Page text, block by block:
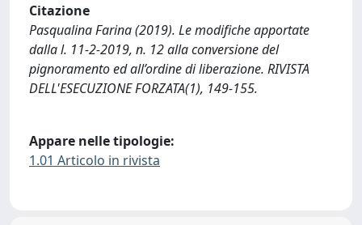
Citazione
Pasqualina Farina (2019). Le modifiche apportate
dalla l. 11-2-2019, n. 12 alla conversione del
pignoramento ed all’ordine di liberazione. RIVISTA
DELL'ESECUZIONE FORZATA(1), 149-155.
Appare nelle tipologie:
1.01 Articolo in rivista